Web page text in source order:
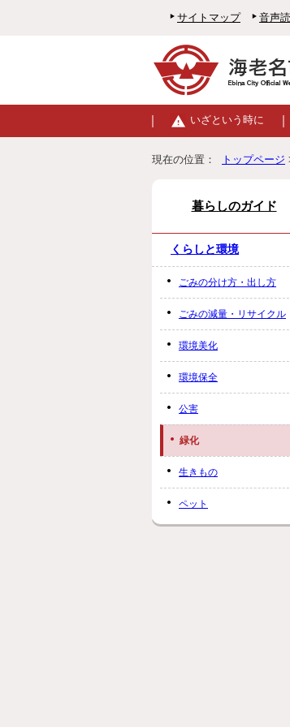
サイトマップ 音声
いざという時に
現在の位置： トップページ
暮らしのガイド
くらしと環境
ごみの分け方・出し方
ごみの減量・リサイクル
環境美化
環境保全
公害
緑化
生きもの
ペット